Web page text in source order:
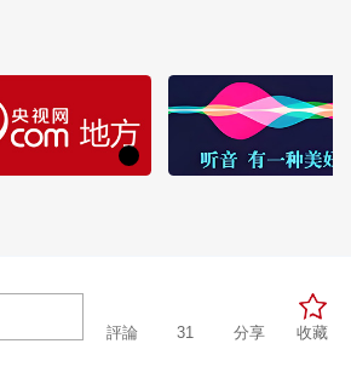
收藏
分享
31
評論